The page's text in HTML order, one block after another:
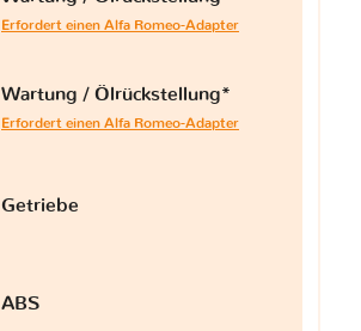
Erfordert einen Alfa Romeo-Adapter
Wartung / Ölrückstellung*
Erfordert einen Alfa Romeo-Adapter
Getriebe
ABS